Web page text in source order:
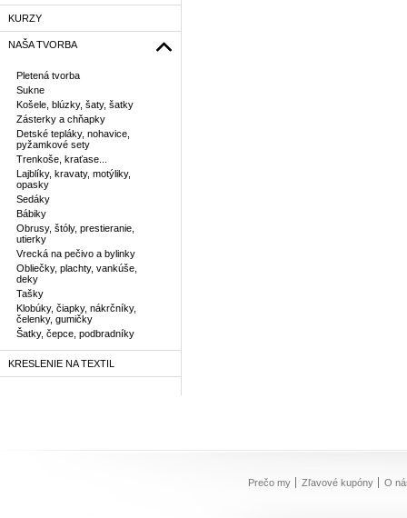
KURZY
NAŠA TVORBA
Pletená tvorba
Sukne
Košele, blúzky, šaty, šatky
Zásterky a chňapky
Detské tepláky, nohavice,
pyžamkové sety
Trenkoše, kraťase...
Lajblíky, kravaty, motýliky,
opasky
Sedáky
Bábiky
Obrusy, štóly, prestieranie,
utierky
Vrecká na pečivo a bylinky
Obliečky, plachty, vankúše,
deky
Tašky
Klobúky, čiapky, nákrčníky,
čelenky, gumičky
Šatky, čepce, podbradníky
KRESLENIE NA TEXTIL
Prečo my Zľavové kupóny O